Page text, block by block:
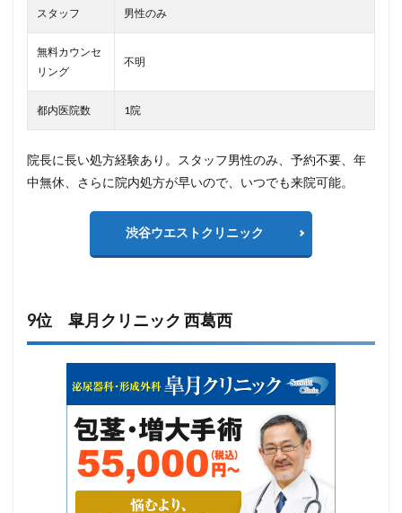
スタッフ 男性のみ
無料カウンセ
リング
不明
都内医院数 1院
院長に長い処方経験あり。スタッフ男性のみ、予約不要、年
中無休、さらに院内処方が早いので、いつでも来院可能。
渋谷ウエストクリニック
9位 皐月クリニック 西葛西